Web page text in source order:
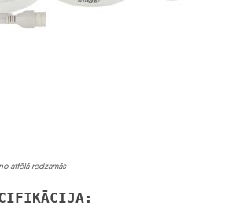
attēlā redzamās